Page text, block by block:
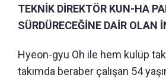
TEKNİK DİREKTÖR KUN-HA
SÜRDÜRECEĞİNE DAİR OLAN
Hyeon-gyu Oh ile hem kulüp
takımda beraber çalışan 54